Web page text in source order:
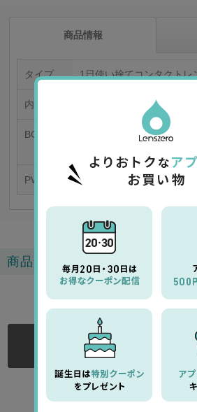
商品情報
タイプ 1日使い捨てコンタクトレ
内容量 1箱30枚入り/片眼30日分
BC/DIA
PWR -0.50～-12.00
商品レビュー
4.3 3レ
ログイン後にレビューをご記